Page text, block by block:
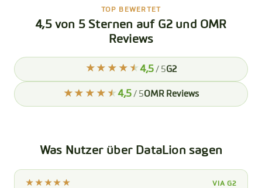
TOP BEWERTET
4,5 von 5 Sternen auf G2 und OMR
Reviews
4,5 / 5G2
4,5 / 5OMR Reviews
Was Nutzer über DataLion sagen
VIA G2